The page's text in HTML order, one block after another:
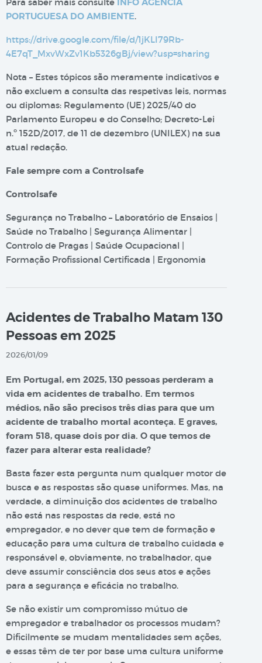
INFO AGÊNCIA
PORTUGUESA DO AMBIENTE.
https://drive.google.com/file/d/1jKLI79Rb-
4E7qT_MxvWxZv1Kb5326gBj/view?usp=sharing
Nota – Estes tópicos são meramente indicativos e
não excluem a consulta das respetivas leis, normas
ou diplomas: Regulamento (UE) 2025/40 do
Parlamento Europeu e do Conselho; Decreto-Lei
n.º 152D/2017, de 11 de dezembro (UNILEX) na sua
atual redação.
Fale sempre com a Controlsafe
Controlsafe
Segurança no Trabalho – Laboratório de Ensaios |
Saúde no Trabalho | Segurança Alimentar |
Controlo de Pragas | Saúde Ocupacional |
Formação Profissional Certificada | Ergonomia
Acidentes de Trabalho Matam 130
Pessoas em 2025
2026/01/09
Em Portugal, em 2025, 130 pessoas perderam a
vida em acidentes de trabalho. Em termos
médios, não são precisos três dias para que um
acidente de trabalho mortal aconteça. E graves,
foram 518, quase dois por dia. O que temos de
fazer para alterar esta realidade?
Basta fazer esta pergunta num qualquer motor de
busca e as respostas são quase uniformes. Mas, na
verdade, a diminuição dos acidentes de trabalho
não está nas respostas da rede, está no
empregador, e no dever que tem de formação e
educação para uma cultura de trabalho cuidada e
responsável e, obviamente, no trabalhador, que
deve assumir consciência dos seus atos e ações
para a segurança e eficácia no trabalho.
Se não existir um compromisso mútuo de
empregador e trabalhador os processos mudam?
Dificilmente se mudam mentalidades sem ações,
e essas têm de ter por base uma cultura uniforme